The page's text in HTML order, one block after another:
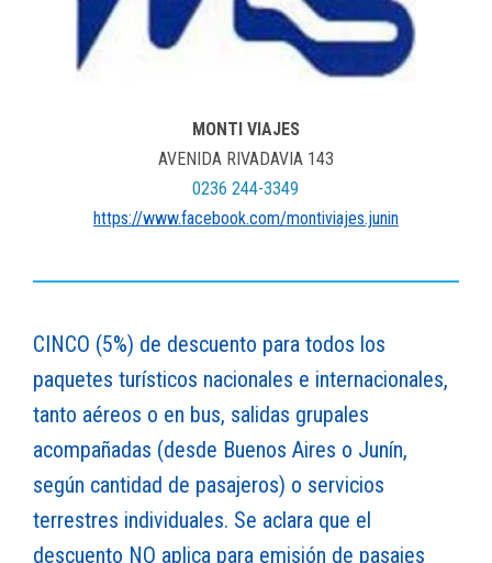
MONTI VIAJES
AVENIDA RIVADAVIA 143
0236 244-3349
https://www.facebook.com/montiviajes.junin
CINCO (5%) de descuento para todos los
paquetes turísticos nacionales e internacionales,
tanto aéreos o en bus, salidas grupales
acompañadas (desde Buenos Aires o Junín,
según cantidad de pasajeros) o servicios
terrestres individuales. Se aclara que el
descuento NO aplica para emisión de pasajes